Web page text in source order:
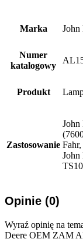
Marka John
Numer
katalogowy
Produkt
Zastosowanie
John
John
Opinie (0)
Wyraź opinię na
Deere OEM ZAM